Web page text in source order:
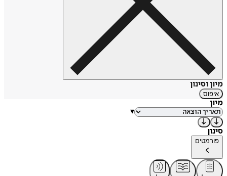
היא אם לשתי בנות והיא מתגוררת לסירוגין בלונדון
מיון וסינון
איפוס
מיון
▾
סינון
פורמטים